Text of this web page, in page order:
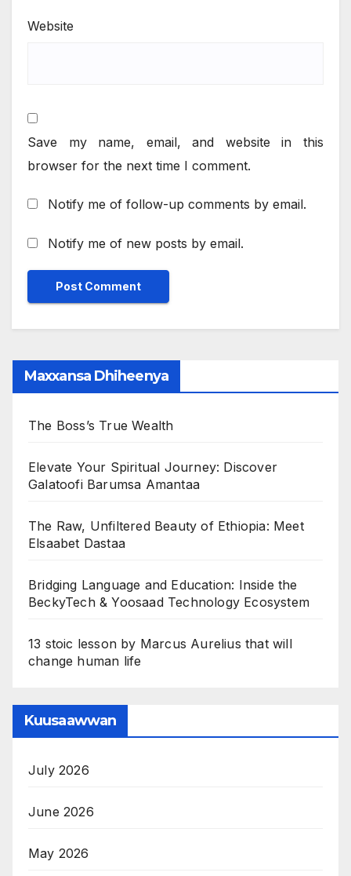
Website
Save my name, email, and website in this
browser for the next time I comment.
Notify me of follow-up comments by email.
Notify me of new posts by email.
Maxxansa Dhiheenya
The Boss’s True Wealth
Elevate Your Spiritual Journey: Discover
Galatoofi Barumsa Amantaa
The Raw, Unfiltered Beauty of Ethiopia: Meet
Elsaabet Dastaa
Bridging Language and Education: Inside the
BeckyTech & Yoosaad Technology Ecosystem
13 stoic lesson by Marcus Aurelius that will
change human life
Kuusaawwan
July 2026
June 2026
May 2026